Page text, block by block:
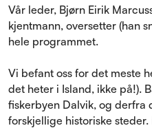
Vår leder, Bjørn Eirik
kjentmann, oversetter (han
hele programmet.
Vi befant oss for det meste
det heter i Island, ikke på!).
fiskerbyen Dalvik, og derfra
forskjellige historiske